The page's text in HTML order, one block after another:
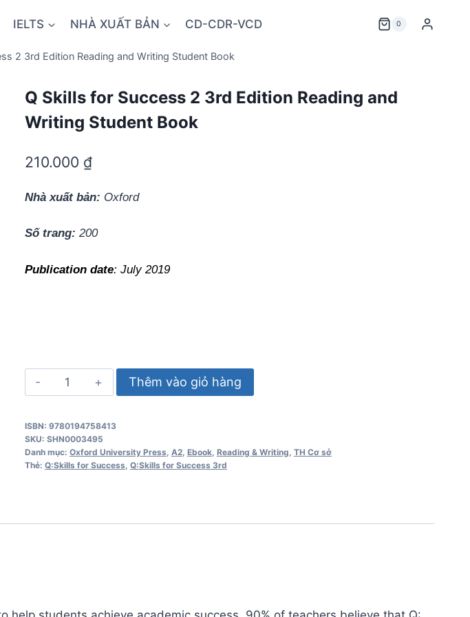
IELTS NHÀ XUẤT BẢN CD-CDR-VCD 0
2 3rd Edition Reading and Writing Student Book
Q Skills for Success 2 3rd Edition Reading and
Writing Student Book
210.000 ₫
Nhà xuất bản: Oxford
Số trang: 200
Publication date: July 2019
Skills
Success
2
3rd
and
Thêm vào giỏ hàng
ISBN: 9780194758413
SKU: SHN0003495
Danh mục: Oxford University Press, A2, Ebook, Reading & Writing, TH Cơ sở
Thẻ: Q:Skills for Success, Q:Skills for Success 3rd